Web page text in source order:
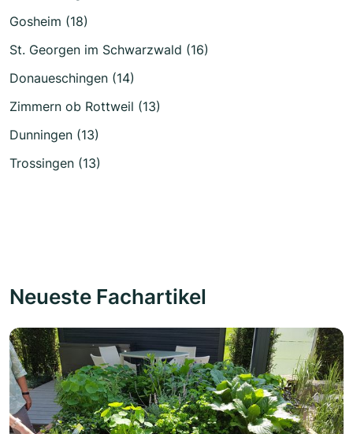
Gosheim (18)
St. Georgen im Schwarzwald (16)
Donaueschingen (14)
Zimmern ob Rottweil (13)
Dunningen (13)
Trossingen (13)
Neueste Fachartikel